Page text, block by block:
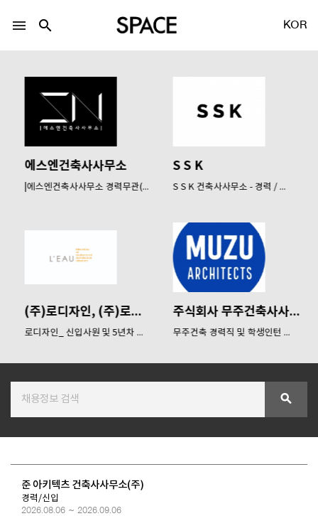
공지사항
기사문의
menu search KOR
에스엔건축사사무소
|에스엔건축사사무소 경력무관(...
(주)로디자인, (주)로건...
로디자인_ 신입사원 및 5년차 ...
S S K
S S K 건축사사무소 - 경력 / ...
주식회사 무주건축사사무소
무주건축 경력직 및 학생인턴 ...
search
준 아키텍츠 건축사사무소(주)
경력/신입
2026.08.06 ~ 2026.09.06